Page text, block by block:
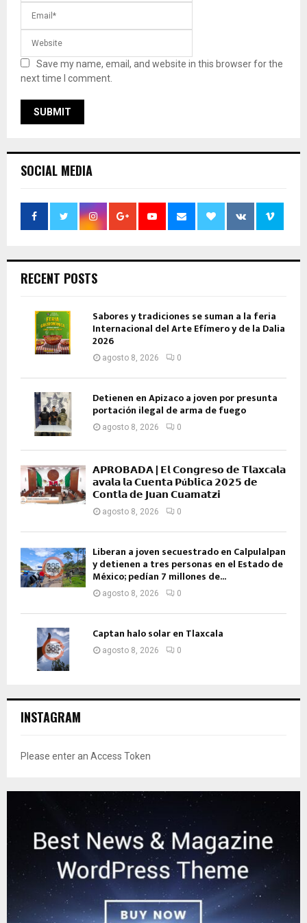
Save my name, email, and website in this browser for the
next time I comment.
SOCIAL MEDIA
RECENT POSTS
Sabores y tradiciones se suman a la feria
Internacional del Arte Efímero y de la Dalia
2026
agosto 8, 2026 0
Detienen en Apizaco a joven por presunta
portación ilegal de arma de fuego
agosto 8, 2026 0
𝗔𝗣𝗥𝗢𝗕𝗔𝗗𝗔 | 𝗘𝗹 𝗖𝗼𝗻𝗴𝗿𝗲𝘀𝗼 𝗱𝗲 𝗧𝗹𝗮𝘅𝗰𝗮𝗹𝗮
𝗮𝘃𝗮𝗹𝗮 𝗹𝗮 𝗖𝘂𝗲𝗻𝘁𝗮 𝗣ú𝗯𝗹𝗶𝗰𝗮 𝟮𝟬𝟮𝟱 𝗱𝗲
𝗖𝗼𝗻𝘁𝗹𝗮 𝗱𝗲 𝗝𝘂𝗮𝗻 𝗖𝘂𝗮𝗺𝗮𝘁𝘇𝗶
agosto 8, 2026 0
Liberan a joven secuestrado en Calpulalpan
y detienen a tres personas en el Estado de
México; pedían 7 millones de...
agosto 8, 2026 0
Captan halo solar en Tlaxcala
agosto 8, 2026 0
INSTAGRAM
Please enter an Access Token